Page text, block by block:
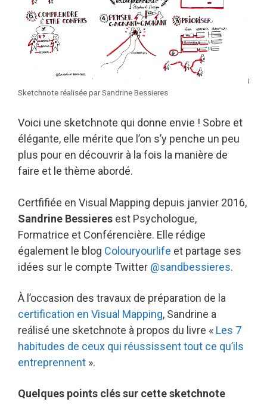
Sketchnote réalisée par Sandrine Bessieres
Voici une sketchnote qui donne envie ! Sobre et
élégante, elle mérite que l’on s’y penche un peu
plus pour en découvrir à la fois la manière de
faire et le thème abordé.
Certfifiée en Visual Mapping depuis janvier 2016,
Sandrine Bessieres est Psychologue,
Formatrice et Conférencière. Elle rédige
également le blog Colouryourlife et partage ses
idées sur le compte Twitter @sandbessieres.
À l’occasion des travaux de préparation de la
certification en Visual Mapping, Sandrine a
reálisé une sketchnote à propos du livre « Les 7
habitudes de ceux qui réussissent tout ce qu’ils
entreprennent ».
Quelques points clés sur cette sketchnote